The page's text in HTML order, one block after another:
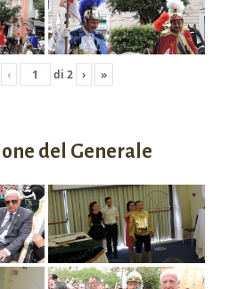
‹ di 2 › »
del Generale